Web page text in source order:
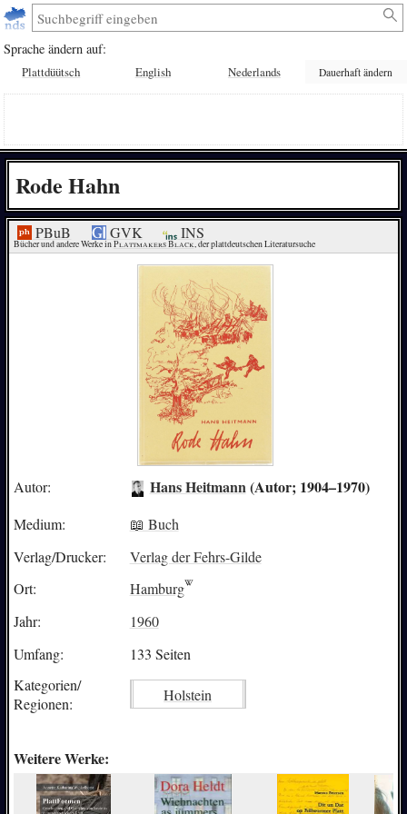
Sprache ändern auf:
Plattdüütsch English Nederlands Dauerhaft ändern
Rode Hahn
PBuB GVK INS
Bücher und andere Werke in Plattmakers Black, der plattdeutschen Literatursuche
Autor: Hans Heitmann (Autor; 1904–1970)
Medium:
📖 Buch
Verlag/Drucker:
Verlag der Fehrs-Gilde
Ort:
Hamburg
Jahr:
1960
Umfang:
133 Seiten
Kategorien/
Regionen:
Holstein
Weitere Werke: